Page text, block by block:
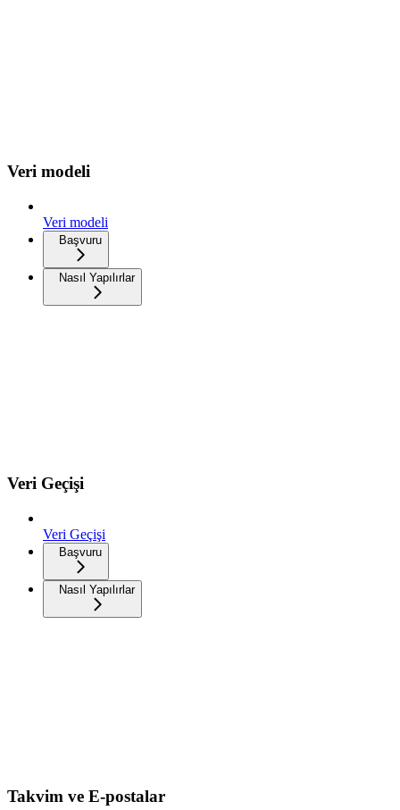
Veri modeli
Veri modeli
Başvuru
Nasıl Yapılırlar
Veri Geçişi
Veri Geçişi
Başvuru
Nasıl Yapılırlar
Takvim ve E-postalar